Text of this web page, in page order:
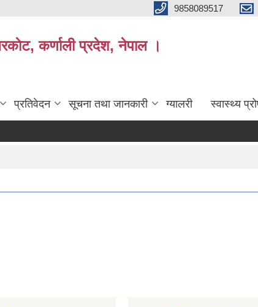
9858089517
कर्णाली प्रदेश, नेपाल ।
प्रतिवेदन सूचना तथा जानकारी ग्यालरी स्वास्थ्य